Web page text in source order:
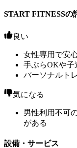
START FITNESSの
良い
女性専用で安
手ぶらOKや子
パーソナルト
気になる
男性利用不可
がある
設備・サービス